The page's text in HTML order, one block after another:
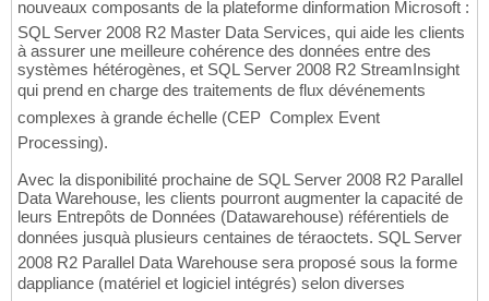
nouveaux composants de la plateforme dinformation Microsoft :
SQL Server 2008 R2 Master Data Services, qui aide les clients
à assurer une meilleure cohérence des données entre des
systèmes hétérogènes, et SQL Server 2008 R2 StreamInsight
qui prend en charge des traitements de flux dévénements
complexes à grande échelle (CEP  Complex Event
Processing).
Avec la disponibilité prochaine de SQL Server 2008 R2 Parallel
Data Warehouse, les clients pourront augmenter la capacité de
leurs Entrepôts de Données (Datawarehouse) référentiels de
données jusquà plusieurs centaines de téraoctets. SQL Server
2008 R2 Parallel Data Warehouse sera proposé sous la forme
dappliance (matériel et logiciel intégrés) selon diverses